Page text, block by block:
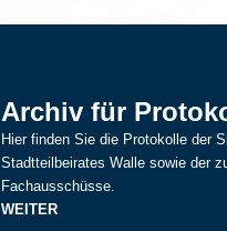
Archiv für
Hier finden Sie die Protokolle der
Stadtteilbeirates Walle sowie der
Fachausschüsse.
WEITER